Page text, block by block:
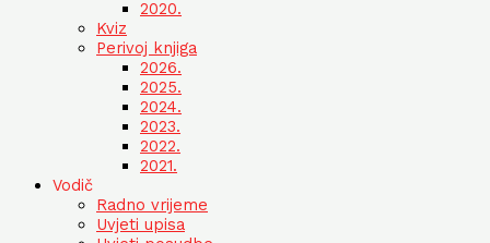
2020.
Kviz
Perivoj knjiga
2026.
2025.
2024.
2023.
2022.
2021.
Vodič
Radno vrijeme
Uvjeti upisa